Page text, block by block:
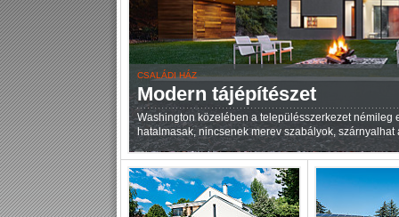
CSALÁDI HÁZ
Modern tájépítészet
Washington közelében a településszerkezet némileg
hatalmasak, nincsenek merev szabályok, szárnyalhat